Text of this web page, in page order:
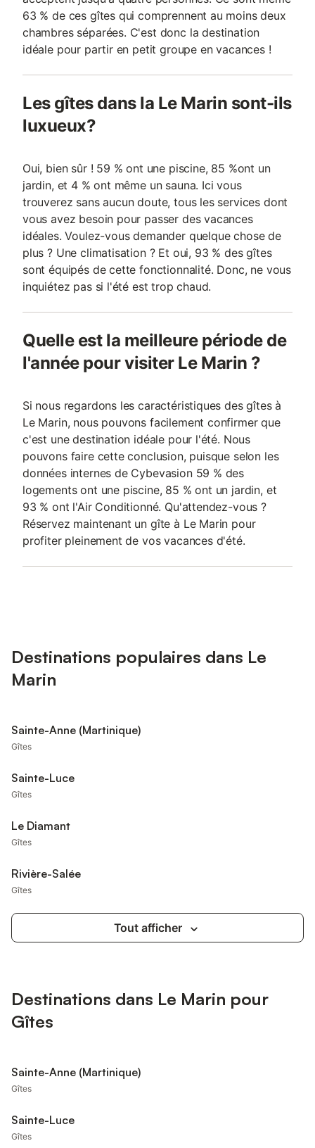
63 % de ces gîtes qui comprennent au moins deux
chambres séparées. C'est donc la destination
idéale pour partir en petit groupe en vacances !
Les gîtes dans la Le Marin sont-ils
luxueux?
Oui, bien sûr ! 59 % ont une piscine, 85 %ont un
jardin, et 4 % ont même un sauna. Ici vous
trouverez sans aucun doute, tous les services dont
vous avez besoin pour passer des vacances
idéales. Voulez-vous demander quelque chose de
plus ? Une climatisation ? Et oui, 93 % des gîtes
sont équipés de cette fonctionnalité. Donc, ne vous
inquiétez pas si l'été est trop chaud.
Quelle est la meilleure période de
l'année pour visiter Le Marin ?
Si nous regardons les caractéristiques des gîtes à
Le Marin, nous pouvons facilement confirmer que
c'est une destination idéale pour l'été. Nous
pouvons faire cette conclusion, puisque selon les
données internes de Cybevasion 59 % des
logements ont une piscine, 85 % ont un jardin, et
93 % ont l'Air Conditionné. Qu'attendez-vous ?
Réservez maintenant un gîte à Le Marin pour
profiter pleinement de vos vacances d'été.
Destinations populaires dans Le
Marin
Sainte-Anne (Martinique)
Gîtes
Sainte-Luce
Gîtes
Le Diamant
Gîtes
Rivière-Salée
Gîtes
Tout afficher
Destinations dans Le Marin pour
Gîtes
Sainte-Anne (Martinique)
Gîtes
Sainte-Luce
Gîtes